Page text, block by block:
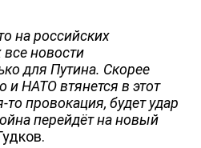
на российских
новости
для Путина. Скорее
и НАТО втянется в этот
то провокация, будет удар
перейдёт на новый